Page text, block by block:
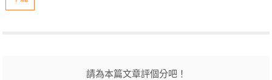
請為本篇文章評個分吧！